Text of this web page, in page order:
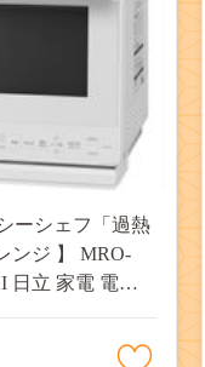
ーシェフ「過熱
ンジ 】 MRO-
日立 家電 電子